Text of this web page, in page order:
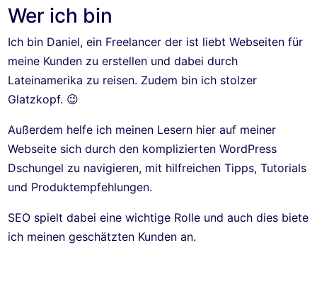
Wer ich bin
Ich bin Daniel, ein Freelancer der ist liebt Webseiten für
meine Kunden zu erstellen und dabei durch
Lateinamerika zu reisen. Zudem bin ich stolzer
Glatzkopf. 😉
Außerdem helfe ich meinen Lesern hier auf meiner
Webseite sich durch den komplizierten WordPress
Dschungel zu navigieren, mit hilfreichen Tipps, Tutorials
und Produktempfehlungen.
SEO spielt dabei eine wichtige Rolle und auch dies biete
ich meinen geschätzten Kunden an.